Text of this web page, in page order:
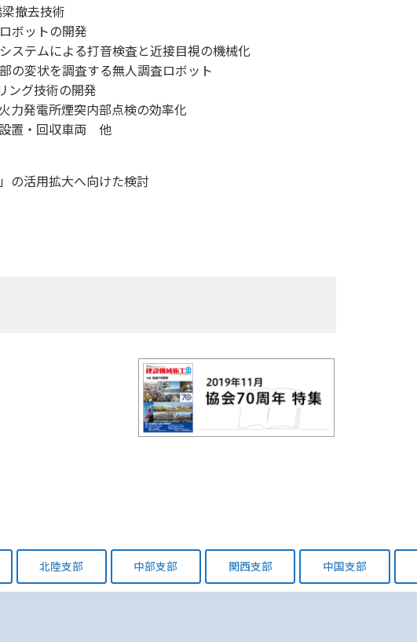
撤去技術
ボットの開発
テムによる打音検査と近接目視の機械化
変状を調査する無人調査ロボット
グ技術の開発
発電所煙突内部点検の効率化
置・回収車両 他
の活用拡大へ向けた検討
北陸支部 中部支部 関西支部 中国支部